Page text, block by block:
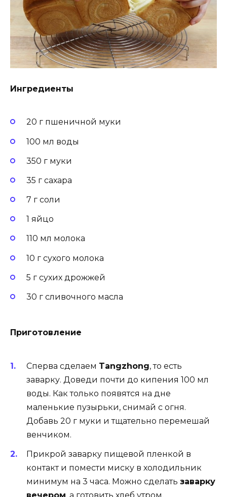
Ингредиенты
20 г пшеничной муки
100 мл воды
350 г муки
35 г сахара
7 г соли
1 яйцо
110 мл молока
10 г сухого молока
5 г сухих дрожжей
30 г сливочного масла
Приготовление
Сперва сделаем Tangzhong, то есть
заварку. Доведи почти до кипения 100 мл
воды. Как только появятся на дне
маленькие пузырьки, снимай с огня.
Добавь 20 г муки и тщательно перемешай
венчиком.
Прикрой заварку пищевой пленкой в
контакт и помести миску в холодильник
минимум на 3 часа. Можно сделать заварку